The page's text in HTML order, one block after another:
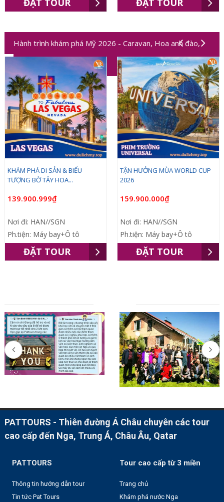
ĐẶT TOUR ĐẶT TOUR
Hành trình khám phá Mỹ 2026 - Caravan, Hoa anh đào,
Worldcup 2026
TẬN HƯỞNG MÙA WORLD CUP
2026
159.900.000₫
Nơi đi: HAN//SGN
Ph.tiện: Máy bay+Ô tô
ĐẶT TOUR
MÙA HOA ANH ĐÀO – HAI BỜ
ĐÔNG TÂY NƯỚC...
109.900.000₫
Nơi đi: HAN//SGN
Ph.tiện: Máy bay+Ô tô
ĐẶT TOUR
PATTOURS - Thiên đường Á Châu chuyên các tour
cao cấp đến Nga, Trung Á, Châu Âu, Qatar
PATTOURS
Thông tin hướng dẫn tour
Tin tức Pat Tours
Tour cao cấp từ 3 miền
Trang chủ
Khám phá nước Nga